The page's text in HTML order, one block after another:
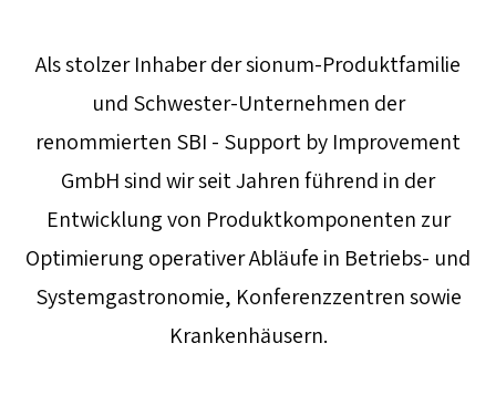
Als stolzer Inhaber der sionum-Produktfamilie
und Schwester-Unternehmen der
renommierten SBI - Support by Improvement
GmbH sind wir seit Jahren führend in der
Entwicklung von Produktkomponenten zur
Optimierung operativer Abläufe in Betriebs- und
Systemgastronomie, Konferenzzentren sowie
Krankenhäusern.